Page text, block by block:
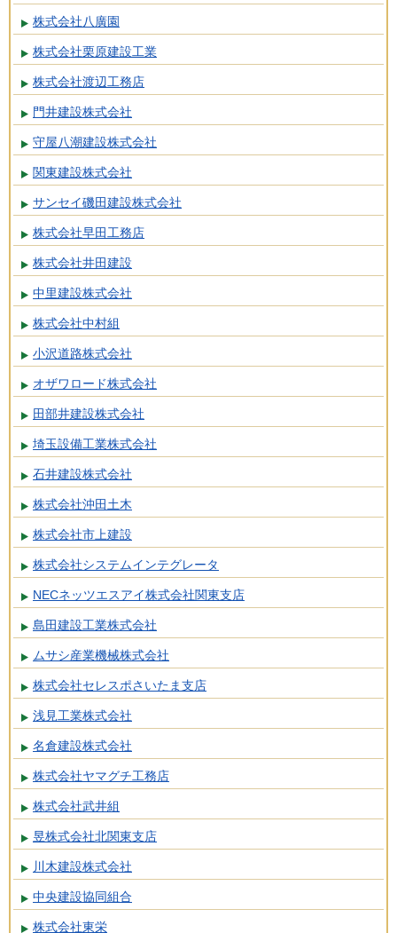
株式会社八廣園
株式会社栗原建設工業
株式会社渡辺工務店
門井建設株式会社
守屋八潮建設株式会社
関東建設株式会社
サンセイ磯田建設株式会社
株式会社早田工務店
株式会社井田建設
中里建設株式会社
株式会社中村組
小沢道路株式会社
オザワロード株式会社
田部井建設株式会社
埼玉設備工業株式会社
石井建設株式会社
株式会社沖田土木
株式会社市上建設
株式会社システムインテグレータ
NECネッツエスアイ株式会社関東支店
島田建設工業株式会社
ムサシ産業機械株式会社
株式会社セレスポさいたま支店
浅見工業株式会社
名倉建設株式会社
株式会社ヤマグチ工務店
株式会社武井組
昱株式会社北関東支店
川木建設株式会社
中央建設協同組合
株式会社東栄